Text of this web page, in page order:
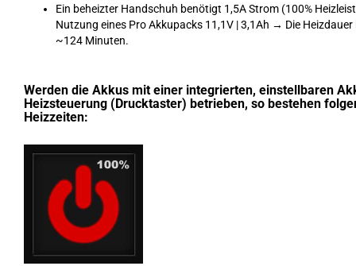
Ein beheizter Handschuh benötigt 1,5A Strom (100%
Nutzung eines Pro Akkupacks 11,1V | 3,1Ah → Die
~124 Minuten.
Werden die Akkus mit einer integrierten, einstellbaren
Heizsteuerung (Drucktaster) betrieben, so bestehen
Heizzeiten: